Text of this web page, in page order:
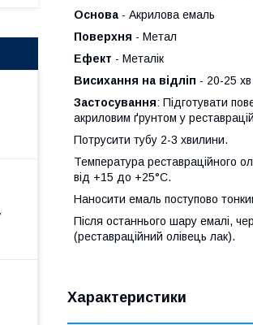
Основа - Акрилова емаль
Поверхня - Метал
Ефект - Металік
Висихання на відліп - 20-25
Застосування: Підготувати
акриловим ґрунтом у
Потрусити тубу 2-3 хвилини.
Температура реставраційного
від +15 до +25°С.
Наносити емаль поступово
Після останнього шару емалі,
(реставраційний олівець лак).
Характеристики